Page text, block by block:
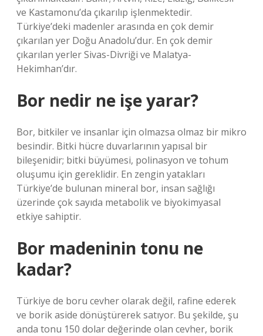
ve Kastamonu’da çıkarılıp işlenmektedir.
Türkiye’deki madenler arasında en çok demir
çıkarılan yer Doğu Anadolu’dur. En çok demir
çıkarılan yerler Sivas-Divriği ve Malatya-
Hekimhan’dır.
Bor nedir ne işe yarar?
Bor, bitkiler ve insanlar için olmazsa olmaz bir mikro
besindir. Bitki hücre duvarlarının yapısal bir
bileşenidir; bitki büyümesi, polinasyon ve tohum
oluşumu için gereklidir. En zengin yatakları
Türkiye’de bulunan mineral bor, insan sağlığı
üzerinde çok sayıda metabolik ve biyokimyasal
etkiye sahiptir.
Bor madeninin tonu ne
kadar?
Türkiye de boru cevher olarak değil, rafine ederek
ve borik aside dönüştürerek satıyor. Bu şekilde, şu
anda tonu 150 dolar değerinde olan cevher, borik